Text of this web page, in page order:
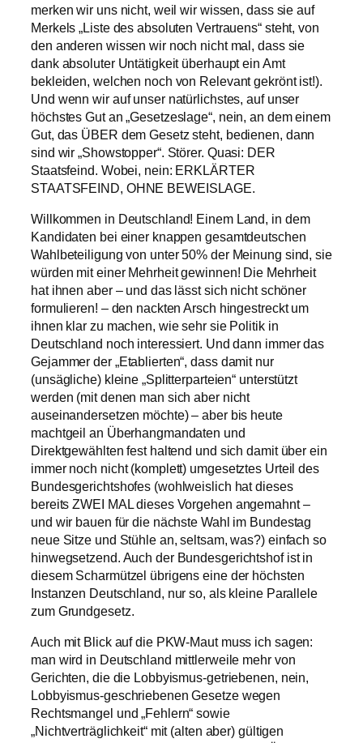
merken wir uns nicht, weil wir wissen, dass sie auf
Merkels „Liste des absoluten Vertrauens“ steht, von
den anderen wissen wir noch nicht mal, dass sie
dank absoluter Untätigkeit überhaupt ein Amt
bekleiden, welchen noch von Relevant gekrönt ist!).
Und wenn wir auf unser natürlichstes, auf unser
höchstes Gut an „Gesetzeslage“, nein, an dem einem
Gut, das ÜBER dem Gesetz steht, bedienen, dann
sind wir „Showstopper“. Störer. Quasi: DER
Staatsfeind. Wobei, nein: ERKLÄRTER
STAATSFEIND, OHNE BEWEISLAGE.
Willkommen in Deutschland! Einem Land, in dem
Kandidaten bei einer knappen gesamtdeutschen
Wahlbeteiligung von unter 50% der Meinung sind, sie
würden mit einer Mehrheit gewinnen! Die Mehrheit
hat ihnen aber – und das lässt sich nicht schöner
formulieren! – den nackten Arsch hingestreckt um
ihnen klar zu machen, wie sehr sie Politik in
Deutschland noch interessiert. Und dann immer das
Gejammer der „Etablierten“, dass damit nur
(unsägliche) kleine „Splitterparteien“ unterstützt
werden (mit denen man sich aber nicht
auseinandersetzen möchte) – aber bis heute
machtgeil an Überhangmandaten und
Direktgewählten fest haltend und sich damit über ein
immer noch nicht (komplett) umgesetztes Urteil des
Bundesgerichtshofes (wohlweislich hat dieses
bereits ZWEI MAL dieses Vorgehen angemahnt –
und wir bauen für die nächste Wahl im Bundestag
neue Sitze und Stühle an, seltsam, was?) einfach so
hinwegsetzend. Auch der Bundesgerichtshof ist in
diesem Scharmützel übrigens eine der höchsten
Instanzen Deutschland, nur so, als kleine Parallele
zum Grundgesetz.
Auch mit Blick auf die PKW-Maut muss ich sagen:
man wird in Deutschland mittlerweile mehr von
Gerichten, die die Lobbyismus-getriebenen, nein,
Lobbyismus-geschriebenen Gesetze wegen
Rechtsmangel und „Fehlern“ sowie
„Nichtverträglichkeit“ mit (alten aber) gültigen